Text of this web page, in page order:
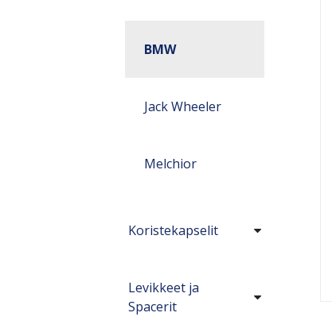
BMW
Jack Wheeler
Melchior
Koristekapselit
Levikkeet ja
Spacerit